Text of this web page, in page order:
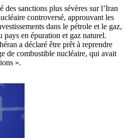
sanctions plus sévères sur l’Iran
controversé, approuvant les
dans le pétrole et le gaz,
pays en épuration et gaz naturel.
a déclaré être prêt à reprendre
de combustible nucléaire, qui avait
».